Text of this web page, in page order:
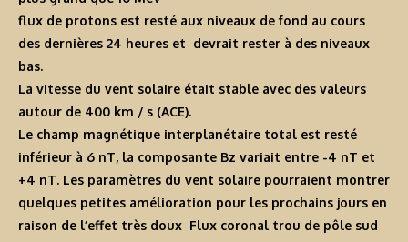
flux de protons est resté aux niveaux de fond au cours
des dernières 24 heures et devrait rester à des niveaux
bas.
La vitesse du vent solaire était stable avec des valeurs
autour de 400 km / s (ACE).
Le champ magnétique interplanétaire total est resté
inférieur à 6 nT, la composante Bz variait entre -4 nT et
+4 nT. Les paramètres du vent solaire pourraient montrer
quelques petites amélioration pour les prochains jours en
raison de l’effet très doux Flux coronal trou de pôle sud